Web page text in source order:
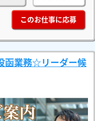
このお仕事に応募
函業務☆リーダー候